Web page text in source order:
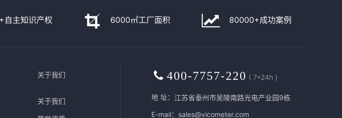
自主知识产权 6000㎡工厂面积 80000+成功案例
关于我们
关于我们
400-7757-220 ( 7*24h )
地 址： 江苏省泰州市吴陵南路光电产业园9栋
E-mail：sales@vicometer.com